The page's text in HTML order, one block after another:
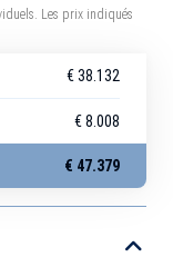
Les prix indiqués
€ 38.132
€ 8.008
€ 47.379